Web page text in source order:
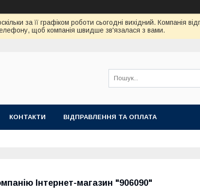
за її графіком роботи сьогодні вихідний. Компанія
щоб компанія швидше зв'язалася з вами.
КОНТАКТИ ВІДПРАВЛЕННЯ ТА ОПЛАТА
Інтернет-магазин "906090"